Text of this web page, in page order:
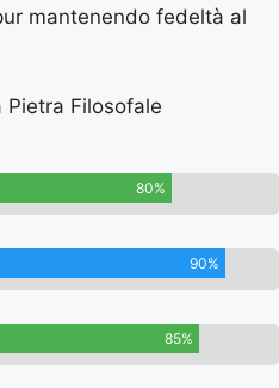
mantenendo fedeltà al
80%
90%
85%